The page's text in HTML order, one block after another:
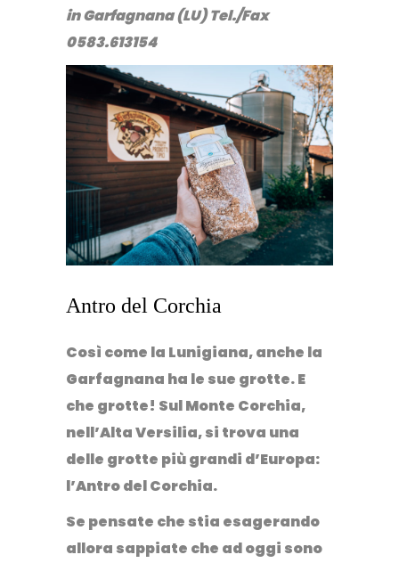
in Garfagnana (LU) Tel./Fax
0583.613154
Antro del Corchia
Così come la Lunigiana, anche la
Garfagnana ha le sue grotte. E
che grotte! SulMonte Corchia,
nell’Alta Versilia, si trova una
delle grotte più grandi d’Europa:
l’Antro del Corchia.
Se pensate che stia esagerando
allora sappiate che ad oggi sono